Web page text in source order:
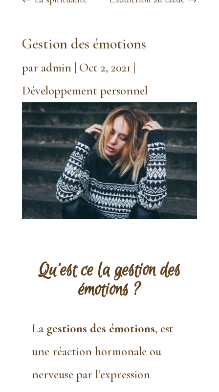
Gestion des émotions
par admin| Oct 2, 2021 |
Développement personnel
Qu’est ce la gestion des
émotions ?
La gestions des émotions, est
une réaction hormonale ou
nerveuse par l’expression